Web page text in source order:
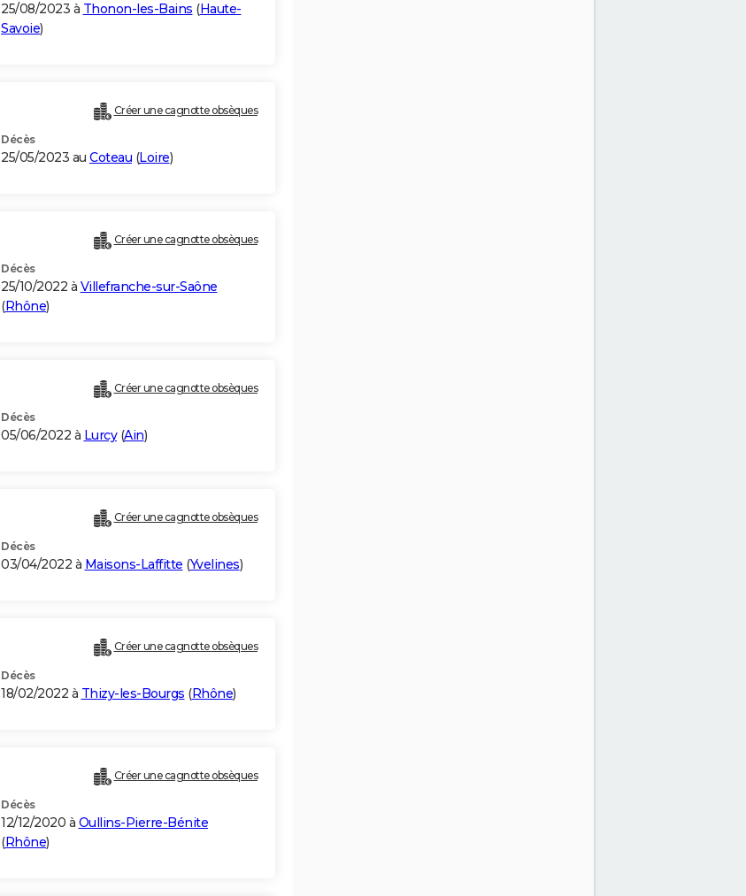
25/08/2023 à Thonon-les-Bains (Haute-
Savoie)
Créer une cagnotte obsèques
Décès
25/05/2023 au Coteau (Loire)
Créer une cagnotte obsèques
Décès
25/10/2022 à Villefranche-sur-Saône
(Rhône)
Créer une cagnotte obsèques
Décès
05/06/2022 à Lurcy(Ain)
Créer une cagnotte obsèques
Décès
03/04/2022 à Maisons-Laffitte (Yvelines)
Créer une cagnotte obsèques
Décès
18/02/2022 à Thizy-les-Bourgs (Rhône)
Créer une cagnotte obsèques
Décès
12/12/2020 à Oullins-Pierre-Bénite
(Rhône)